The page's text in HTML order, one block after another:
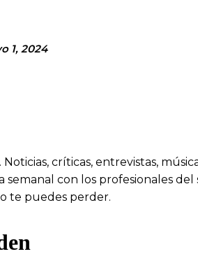
1, 2024
críticas, entrevistas,
con los profesionales
te puedes perder.